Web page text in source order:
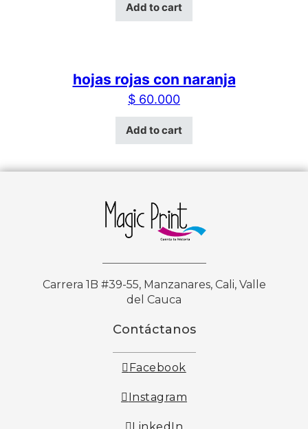
Add to cart
hojas rojas con naranja
$ 60.000
Add to cart
Carrera 1B #39-55, Manzanares, Cali, Valle
del Cauca
Contáctanos
Facebook
Instagram